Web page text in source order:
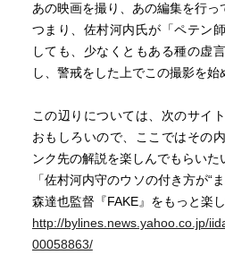
あの映画を撮り、あの編集を行っ
つまり、佐村河内氏が「ペテン
しても、少なくともある種の虚
し、警戒をした上でこの撮影を始
この辺りについては、次のサイ
おもしろいので、ここではその
ンク先の解説を楽しんでもらいた
「佐村河内守のウソの付き方が“
森達也監督『FAKE』をもっと楽し
http://bylines.news.yahoo.co.jp/
00058863/